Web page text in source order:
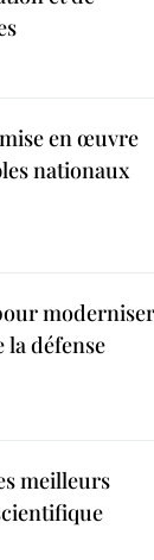
en œuvre
nationaux
moderniser
défense
meilleurs